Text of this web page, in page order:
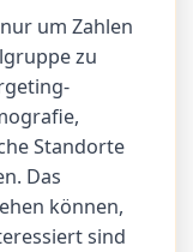
um Zahlen
zu
Standorte
Das
können,
sind